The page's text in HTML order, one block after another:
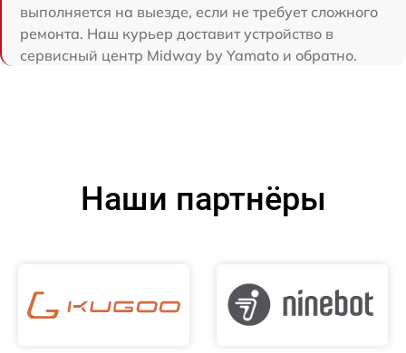
выполняется на выезде, если не требует сложного
ремонта. Наш курьер доставит устройство в
сервисный центр Midway by Yamato и обратно.
Наши партнёры